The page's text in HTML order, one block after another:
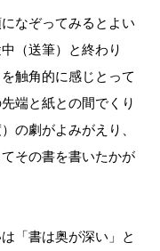
なぞってみるとよい
（送筆）と終わり
触角的に感じとって
端と紙との間でくり
の劇がよみがえり、
その書を書いたかが
「書は奥が深い」と